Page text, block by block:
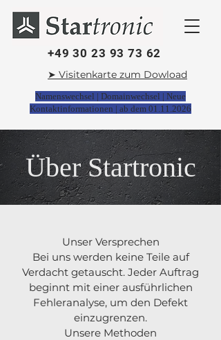
+49 30 23 93 73 62
Namenswechsel | Domainwechsel | Neue
Kontaktinformationen | ab dem 01.11.2026
➤ Visitenkarte zum Dowload
Über Startronic
Unser Versprechen
Bei uns werden keine Teile auf
Verdacht getauscht. Jeder Auftrag
beginnt mit einer ausführlichen
Fehler­analyse, um den Defekt
einzugrenzen.
Unsere Methoden